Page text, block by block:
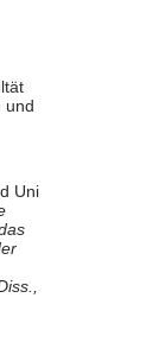
und
Uni